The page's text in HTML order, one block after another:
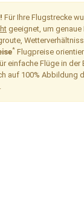
Für Ihre Flugstrecke
geeignet, um
* Flugpreise
einfache Flüge in der
auf 100% Abbildung